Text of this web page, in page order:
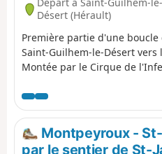
Désert (Hérault)
Première partie d'une
Saint-Guilhem-le-Désert vers
Montée par le Cirque de
incendie survenu le 5 avril
Saint-Guilhem-le-Désert et
reste praticable mais le PR®
impacté, ainsi que la voie
Montpeyroux -
par le sentier de St-